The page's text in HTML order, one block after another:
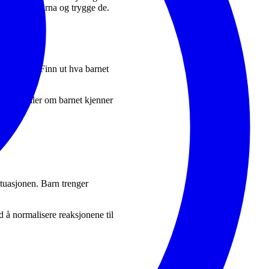
disse barna og trygge de.
til deg. Finn ut hva barnet
eller om barnet kjenner
Barn trenger
normalisere reaksjonene til